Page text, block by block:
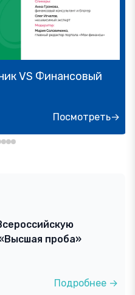
VS Финансовый
Посмотреть→
проба»
Подробнее →